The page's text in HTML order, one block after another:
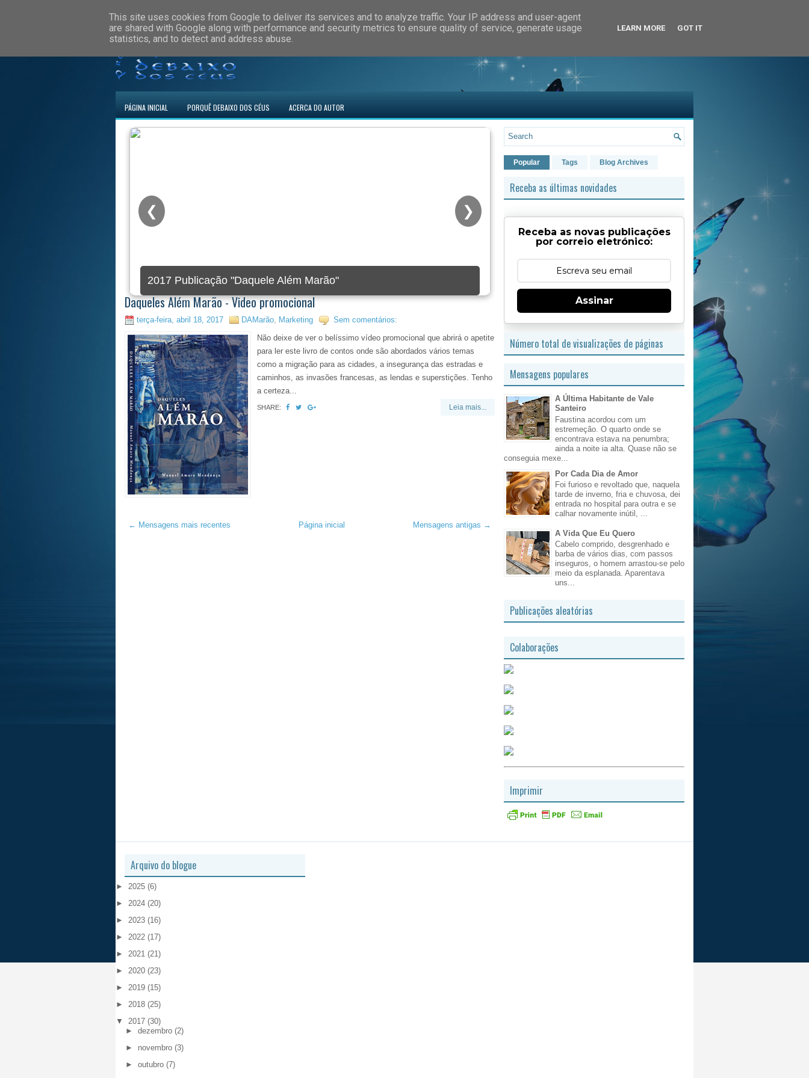
PÁGINA INICIAL PORQUÊ DEBAIXO DOS CÉUS ACERCA DO AUTOR
❮
2017 Publicação "Daquele Além Marão"
❯
Daqueles Além Marão - Video promocional
terça-feira, abril 18, 2017 DAMarão, Marketing
Sem comentários:
Não deixe de ver o belíssimo vídeo promocional que abrirá o apetite
para ler este livro de contos onde são abordados vários temas
como a migração para as cidades, a insegurança das estradas e
caminhos, as invasões francesas, as lendas e superstições. Tenho
a certeza...
SHARE: Leia mais...
← Mensagens mais recentes Mensagens antigas →
Página inicial
Popular Tags Blog Archives
Receba as últimas novidades
Receba as novas publicações
por correio eletrónico:
Assinar
Número total de visualizações de páginas
Mensagens populares
A Última Habitante de Vale
Santeiro
Faustina acordou com um
estremeção. O quarto onde se
encontrava estava na penumbra;
ainda a noite ia alta. Quase não se
conseguia mexe...
Por Cada Dia de Amor
Foi furioso e revoltado que, naquela
tarde de inverno, fria e chuvosa, dei
entrada no hospital para outra e se
calhar novamente inútil, ...
A Vida Que Eu Quero
Cabelo comprido, desgrenhado e
barba de vários dias, com passos
inseguros, o homem arrastou-se pelo
meio da esplanada. Aparentava
uns...
Publicações aleatórias
Colaborações
Imprimir
Arquivo do blogue
► 2025 (6)
► 2024 (20)
► 2023 (16)
► 2022 (17)
► 2021 (21)
► 2020 (23)
► 2019 (15)
► 2018 (25)
▼ 2017 (30)
► dezembro (2)
► novembro (3)
► outubro (7)
This site uses cookies from Google to deliver its services and to analyze traffic. Your IP address and user-agent
are shared with Google along with performance and security metrics to ensure quality of service, generate usage
statistics, and to detect and address abuse.
LEARN MORE GOT IT